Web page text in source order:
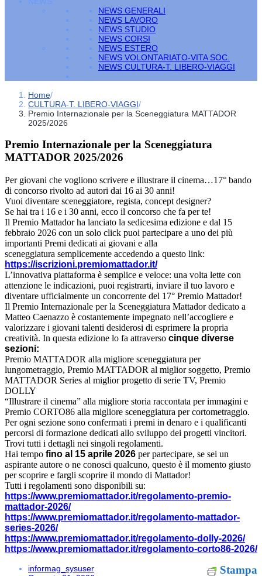
NEWS GENERALI
NEWS LAVORO
NEWS STUDIO
NEWS CORSI
NEWS ESTERO
NEWS VOLONTARIATO-VITA SOC.
NEWS CULTURA-T. LIBERO-VIAGGI
Home/
CULTURA-T. LIBERO-VIAGGI/
Premio Internazionale per la Sceneggiatura MATTADOR
2025/2026
Premio Internazionale per la Sceneggiatura
MATTADOR 2025/2026
Per giovani che vogliono scrivere e illustrare il cinema…17° bando
di concorso rivolto ad autori dai 16 ai 30 anni!
Vuoi diventare sceneggiatore, regista, concept designer?
Se hai tra i 16 e i 30 anni, ecco il concorso che fa per te!
Il Premio Mattador ha lanciato la sedicesima edizione e dal 15
febbraio 2026 con un solo click puoi partecipare a uno dei più
importanti Premi dedicati ai giovani e alla
sceneggiatura semplicemente accedendo a questo link:
https://iscrizioni.premiomattador.it/
L’innovativa piattaforma è semplice e veloce: una volta lette con
attenzione le indicazioni, puoi registrarti, inviare il tuo lavoro e
diventare ufficialmente un concorrente del 17° Premio Mattador!
Il Premio Internazionale per la Sceneggiatura Mattador dedicato a
Matteo Caenazzo è costantemente impegnato nell’accogliere e
valorizzare i giovani talenti desiderosi di esprimere la propria
creatività. In questa edizione lo fa attraverso cinque diverse
sezioni:
Premio MATTADOR alla migliore sceneggiatura per
lungometraggio, Premio MATTADOR al miglior soggetto, Premio
MATTADOR Series al miglior progetto di serie TV, Premio
DOLLY
“Illustrare il cinema” alla migliore storia raccontata per immagini e
Premio CORTO86 alla migliore sceneggiatura per cortometraggio.
Per ogni sezione sono confermati i premi in denaro e i qualificanti
percorsi di formazione dedicati allo sviluppo dei progetti vincitori.
Trovi tutti i dettagli nei singoli regolamenti.
Hai tempo fino al 15 aprile 2026 per partecipare, se sei un
aspirante autore o ne conosci qualcuno, questo è il momento giusto
per scoprire e fargli scoprire il mondo di Mattador!
Tutti i regolamenti sono disponibili su:
https://www.premiomattador.it/regolamento-premio-
mattador-2026/
https://www.premiomattador.it/regolamento-mattador-
series-2026/
https://www.premiomattador.it/regolamento-dolly-2026/
https://www.premiomattador.it/regolamento-corto86-2026/
Stampa
informag_sysuser